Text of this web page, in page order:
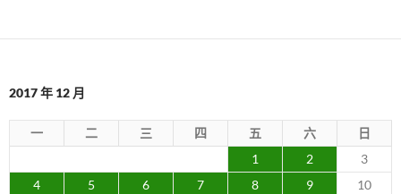
2017 年 12 月
一 二 三 四 五 六
日
1
2
3
4
5 6 7 8 9
10